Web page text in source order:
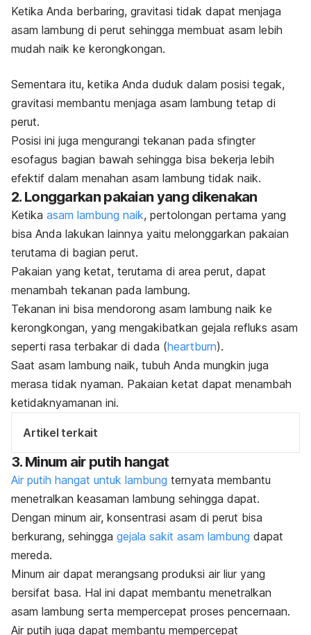
Ketika Anda berbaring, gravitasi tidak dapat menjaga
asam lambung di perut sehingga membuat asam lebih
mudah naik ke kerongkongan.
Sementara itu, ketika Anda duduk dalam posisi tegak,
gravitasi membantu menjaga asam lambung tetap di
perut.
Posisi ini juga mengurangi tekanan pada sfingter
esofagus bagian bawah sehingga bisa bekerja lebih
efektif dalam menahan asam lambung tidak naik.
2. Longgarkan pakaian yang dikenakan
Ketika asam lambung naik, pertolongan pertama yang
bisa Anda lakukan lainnya yaitu melonggarkan pakaian
terutama di bagian perut.
Pakaian yang ketat, terutama di area perut, dapat
menambah tekanan pada lambung.
Tekanan ini bisa mendorong asam lambung naik ke
kerongkongan, yang mengakibatkan gejala refluks asam
seperti rasa terbakar di dada (heartburn).
Saat asam lambung naik, tubuh Anda mungkin juga
merasa tidak nyaman. Pakaian ketat dapat menambah
ketidaknyamanan ini.
Artikel terkait
3. Minum air putih hangat
Air putih hangat untuk lambung ternyata membantu
menetralkan keasaman lambung sehingga dapat.
Dengan minum air, konsentrasi asam di perut bisa
berkurang, sehingga gejala sakit asam lambung dapat
mereda.
Minum air dapat merangsang produksi air liur yang
bersifat basa. Hal ini dapat membantu menetralkan
asam lambung serta mempercepat proses pencernaan.
Air putih juga dapat membantu mempercepat